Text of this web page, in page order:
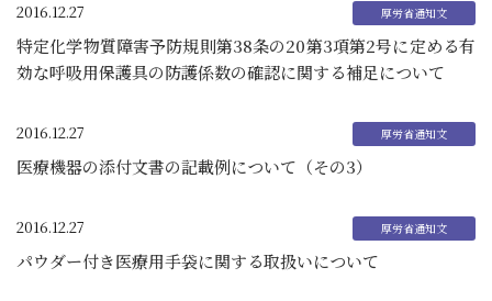
2016.12.27
特定化学物質障害予防規則第38条の20第3項第2号に定める有
効な呼吸用保護具の防護係数の確認に関する補足について
2016.12.27
医療機器の添付文書の記載例について（その3）
2016.12.27
パウダー付き医療用手袋に関する取扱いについて